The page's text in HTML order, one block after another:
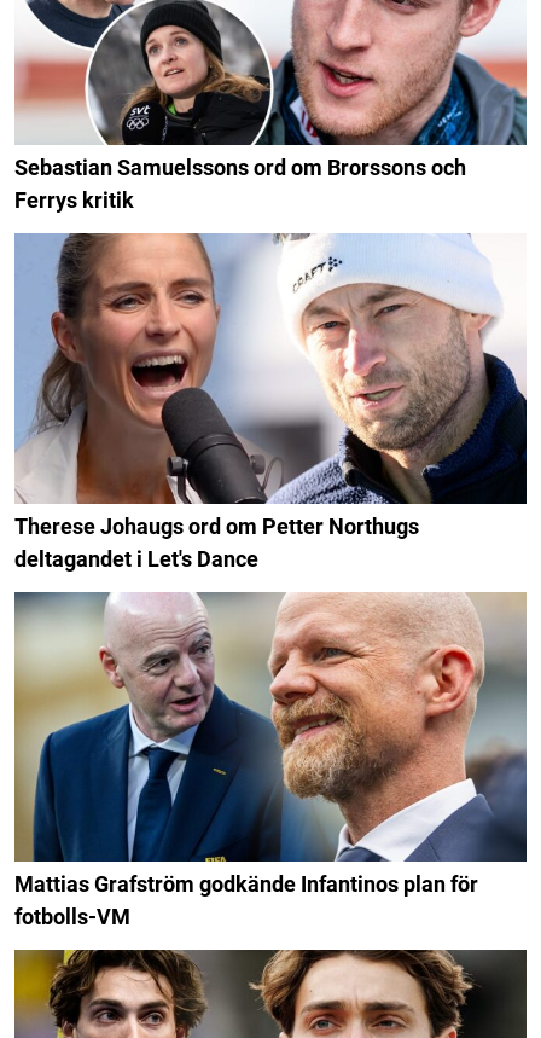
Sebastian Samuelssons ord om Brorssons och
Ferrys kritik
Therese Johaugs ord om Petter Northugs
deltagandet i Let's Dance
Mattias Grafström godkände Infantinos plan för
fotbolls-VM